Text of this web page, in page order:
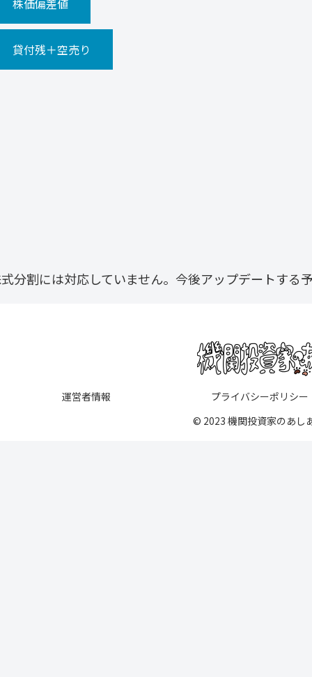
株価偏差値
貸付残＋空売り
分割には対応していません。今後アップデートする
運営者情報
プライバシーポリシー
© 2023 機関投資家のあし